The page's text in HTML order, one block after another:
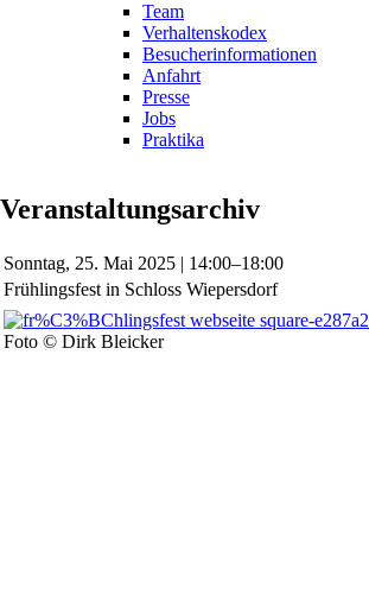
Team
Verhaltenskodex
Besucherinformationen
Anfahrt
Presse
Jobs
Praktika
Veranstaltungsarchiv
Sonntag, 25. Mai 2025 | 14:00–18:00
Frühlingsfest in Schloss Wiepersdorf
Foto © Dirk Bleicker